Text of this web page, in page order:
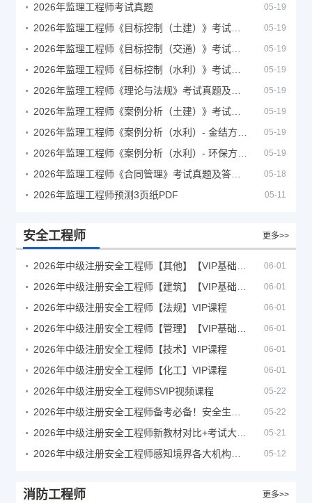
2026年监理工程师考试真题 05-19
05-19
05-19
05-19
05-19
05-19
05-19
05-19
05-18
2026年监理工程师预测3页纸PDF 05-11
安全工程师 更多>>
06-01
06-01
2026年中级注册安全工程师【法规】VIP课程 06-01
06-01
2026年中级注册安全工程师【技术】VIP课程 06-01
2026年中级注册安全工程师【化工】VIP课程 06-01
2026年中级注册安全工程师SVIP视频课程 05-22
05-22
05-21
05-12
消防工程师 更多>>